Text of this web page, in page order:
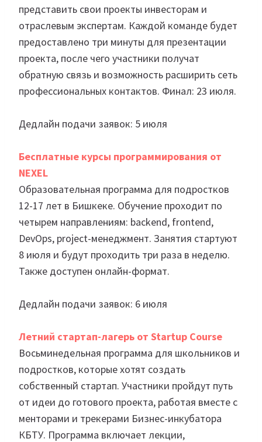
представить свои проекты инвесторам и
отраслевым экспертам. Каждой команде будет
предоставлено три минуты для презентации
проекта, после чего участники получат
обратную связь и возможность расширить сеть
профессиональных контактов. Финал: 23 июля.
Дедлайн подачи заявок: 5 июля
Бесплатные курсы программирования от
NEXEL
Образовательная программа для подростков
12-17 лет в Бишкеке. Обучение проходит по
четырем направлениям: backend, frontend,
DevOps, project-менеджмент. Занятия стартуют
8 июля и будут проходить три раза в неделю.
Также доступен онлайн-формат.
Дедлайн подачи заявок: 6 июля
Летний стартап-лагерь от Startup Course
Восьминедельная программа для школьников и
подростков, которые хотят создать
собственный стартап. Участники пройдут путь
от идеи до готового проекта, работая вместе с
менторами и трекерами Бизнес-инкубатора
КБТУ. Программа включает лекции,